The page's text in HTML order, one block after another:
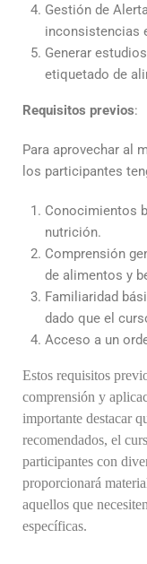
Gestión de
inconsistencias
Generar
etiquetado de
Requisitos previos:
Para aprovechar al
los participantes
Conocimientos
nutrición.
Comprensión
de alimentos y
Familiaridad
dado que el
Acceso a un
Estos requisitos
comprensión y
importante destacar
recomendados, el
participantes con
proporcionará
aquellos que
específicas.